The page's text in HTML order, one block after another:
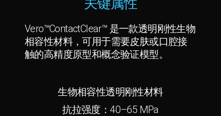
Vero™ContactClear™ 是一款透明刚性生物
相容性材料，可用于需要皮肤或口腔接
触的高精度原型和概念验证模型。
生物相容性透明刚性材料
抗拉强度：40–65 MPa